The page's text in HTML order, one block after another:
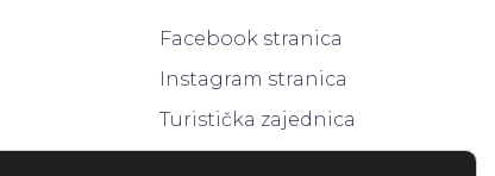
Facebook stranica
Instagram stranica
Turistička zajednica